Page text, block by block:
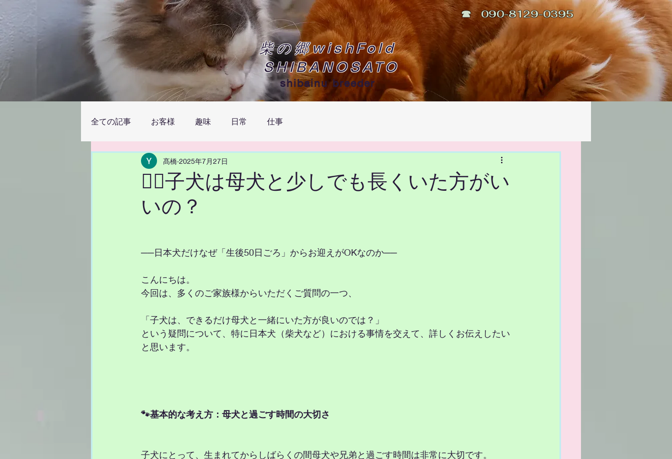
☎ 090-8129-0395
柴の郷wishFold
SHIBANOSATO
shibainu breeder
全ての記事 お客様 趣味 日常 仕事
🐕‍🦺子犬は母犬と少しでも長くいた方がい
いの？
髙橋 2025年7月27日
──日本犬だけなぜ「生後50日ごろ」からお迎えがOKなのか──
こんにちは。
今回は、多くのご家族様からいただくご質問の一つ、
「子犬は、できるだけ母犬と一緒にいた方が良いのでは？」
という疑問について、特に日本犬（柴犬など）における事情を交えて、詳しくお伝えしたい
と思います。
🐾基本的な考え方：母犬と過ごす時間の大切さ
子犬にとって、生まれてからしばらくの間母犬や兄弟と過ごす時間は非常に大切です。